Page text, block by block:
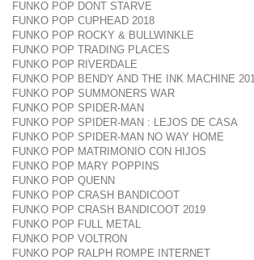
FUNKO POP DONT STARVE
FUNKO POP CUPHEAD 2018
FUNKO POP ROCKY & BULLWINKLE
FUNKO POP TRADING PLACES
FUNKO POP RIVERDALE
FUNKO POP BENDY AND THE INK MACHINE
FUNKO POP SUMMONERS WAR
FUNKO POP SPIDER-MAN
FUNKO POP SPIDER-MAN : LEJOS DE CASA
FUNKO POP SPIDER-MAN NO WAY HOME
FUNKO POP MATRIMONIO CON HIJOS
FUNKO POP MARY POPPINS
FUNKO POP QUENN
FUNKO POP CRASH BANDICOOT
FUNKO POP CRASH BANDICOOT 2019
FUNKO POP FULL METAL
FUNKO POP VOLTRON
FUNKO POP RALPH ROMPE INTERNET